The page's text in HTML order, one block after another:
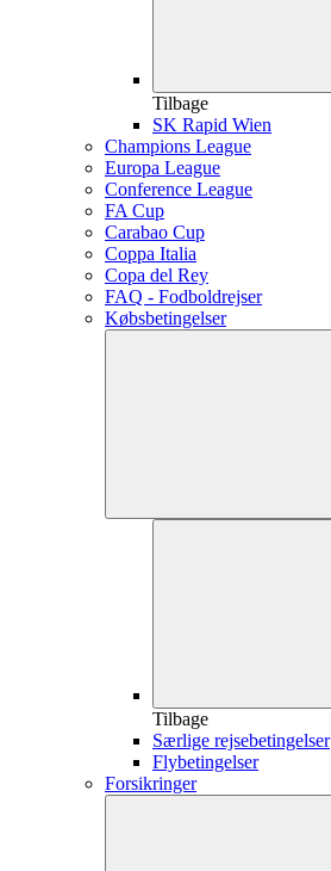
Tilbage
SK Rapid Wien
Champions League
Europa League
Conference League
FA Cup
Carabao Cup
Coppa Italia
Copa del Rey
FAQ - Fodboldrejser
Købsbetingelser
Tilbage
Særlige rejsebetingelser
Flybetingelser
Forsikringer